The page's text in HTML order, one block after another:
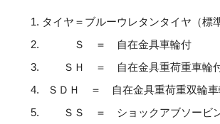
タイヤ＝ブルーウレタンタイヤ（標
Ｓ ＝ 自在金具車輪付
ＳＨ ＝ 自在金具重荷重車輪
ＳＤＨ ＝ 自在金具重荷重双輪車
ＳＳ ＝ ショックアブソービン